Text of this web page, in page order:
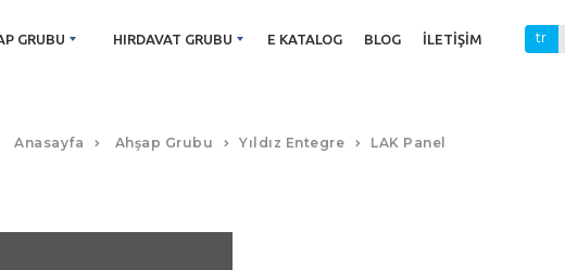
GRUBU HIRDAVAT GRUBU E KATALOG BLOG İLETIŞIM tr
Anasayfa Ahşap Grubu Yıldız Entegre LAK Panel